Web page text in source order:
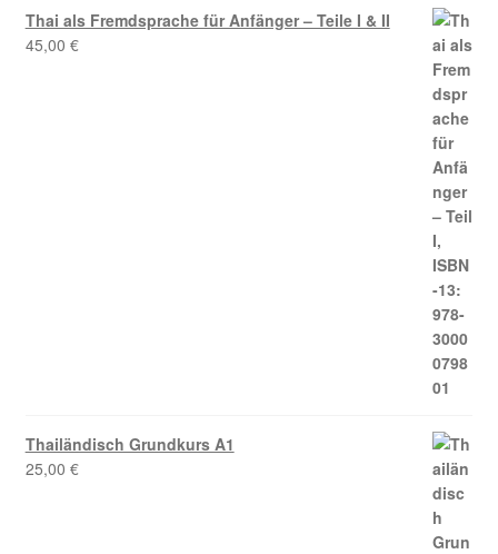
Thai als Fremdsprache für Anfänger – Teile I & II
45,00 €
Thailändisch Grundkurs A1
25,00 €